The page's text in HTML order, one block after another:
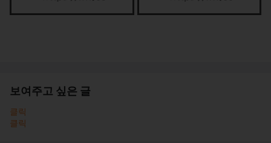
보여주고 싶은 글
클릭
클릭